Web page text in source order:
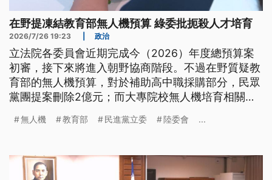
在野提凍結教育部無人機預算 綠委批扼殺人才培育
2026/7/26 19:23 政治
立法院各委員會近期完成今（2026）年度總預算案
初審，接下來將進入朝野協商階段。不過在野質疑教
育部的無人機預算，對於補助高中職採購部分，民眾
黨團提案刪除2億元；而大專院校無人機培育相關預
法，形同扼殺無人機人才培育，不過藍委強調凍結並
無人機 教育部 民進黨立委 陸委會 ...